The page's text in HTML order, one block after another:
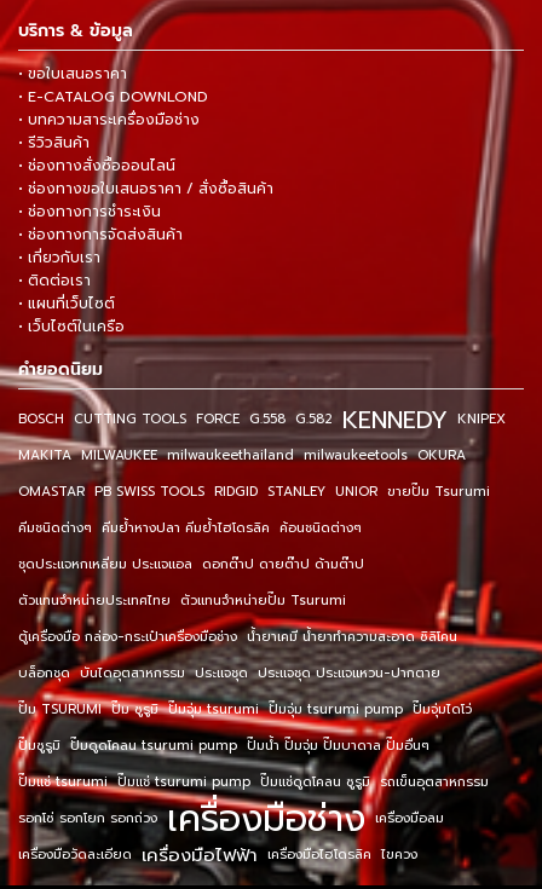
บริการ & ข้อมูล
• ขอใบเสนอราคา
• E-CATALOG DOWNLOND
• บทความสาระเครื่องมือช่าง
• รีวิวสินค้า
• ช่องทางสั่งซื้อออนไลน์
• ช่องทางขอใบเสนอราคา / สั่งซื้อสินค้า
• ช่องทางการชำระเงิน
• ช่องทางการจัดส่งสินค้า
• เกี่ยวกับเรา
• ติดต่อเรา
• แผนที่เว็บไซต์
• เว็บไซต์ในเครือ
คำยอดนิยม
BOSCH CUTTING TOOLS FORCE G.558 G.582 KENNEDY KNIPEX
MAKITA MILWAUKEE milwaukeethailand milwaukeetools OKURA
OMASTAR PB SWISS TOOLS RIDGID STANLEY UNIOR ขายปั๊ม Tsurumi
คีมชนิดต่างๆ คีมย้ำหางปลา คีมย้ำไฮโดรลิค ค้อนชนิดต่างๆ
ชุดประแจหกเหลี่ยม ประแจแอล ดอกต๊าป ดายต๊าป ด้ามต๊าป
ตัวแทนจำหน่ายประเทศไทย ตัวแทนจำหน่ายปั๊ม Tsurumi
ตู้เครื่องมือ กล่อง-กระเป๋าเครื่องมือช่าง น้ำยาเคมี น้ำยาทำความสะอาด ซิลิโคน
บล็อกชุด บันไดอุตสาหกรรม ประแจชุด ประแจชุด ประแจแหวน-ปากตาย
ปั๊ม TSURUMI ปั๊ม ซูรูมิ ปั๊มจุ่ม tsurumi ปั๊มจุ่ม tsurumi pump ปั๊มจุ่มไดโว่
ปั๊มซูรูมิ ปั๊มดูดโคลน tsurumi pump ปั๊มน้ำ ปั๊มจุ่ม ปั๊มบาดาล ปั๊มอื่นๆ
ปั๊มแช่ tsurumi ปั๊มแช่ tsurumi pump ปั๊มแช่ดูดโคลน ซูรูมิ รถเข็นอุตสาหกรรม
รอกโซ่ รอกโยก รอกถ่วง เครื่องมือช่าง เครื่องมือลม
เครื่องมือวัดละเอียด เครื่องมือไฟฟ้า เครื่องมือไฮโดรลิค ไขควง